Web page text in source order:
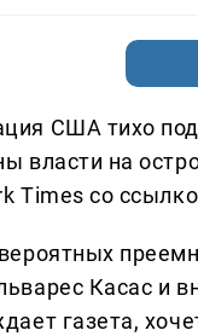
США тихо
власти на
Times со
Касас и
газета,